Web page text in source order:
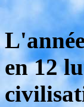
en 12